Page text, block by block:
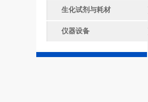
生化试剂与耗材
仪器设备